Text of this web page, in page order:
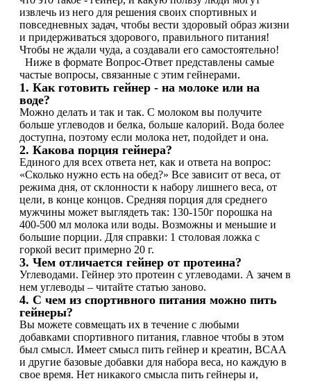
Бета-аланин
Комплексы аминокислот
Энергетики
Таурин
Цитруллин
Глютамин
Гейнеры
Аксессуары
НАЗАД
Ремни и перчатки
Шейкеры и бутылки
извлечь из него для решения своих спортивных и
повседневных задач, чтобы вести здоровый образ жизни
и придерживаться здорового, правильного питания!
Чтобы не ждали чуда, а создавали его самостоятельно!
Ниже в формате Вопрос-Ответ представлены самые
частые вопросы, связанные с этим гейнерами.
1. Как готовить гейнер - на молоке или на
воде?
Можно делать и так и так. С молоком вы получите
больше углеводов и белка, больше калорий. Вода более
доступна, поэтому если молока нет, подойдет и она.
2. Какова порция гейнера?
Единого для всех ответа нет, как и ответа на вопрос:
«Сколько нужно есть на обед?» Все зависит от веса, от
режима дня, от склонности к набору лишнего веса, от
цели, в конце концов. Средняя порция для среднего
мужчины может выглядеть так: 130-150г порошка на
400-500 мл молока или воды. Возможны и меньшие и
большие порции. Для справки: 1 столовая ложка с
горкой весит примерно 20 г.
3. Чем отличается гейнер от протеина?
Углеводами. Гейнер это протеин с углеводами. А зачем в
нем углеводы – читайте статью заново.
4. С чем из спортивного питания можно пить
гейнеры?
Вы можете совмещать их в течение с любыми
добавками спортивного питания, главное чтобы в этом
был смысл. Имеет смысл пить гейнер и креатин, BCAA
и другие базовые добавки для набора веса, но каждую в
свое время. Нет никакого смысла пить гейнеры и,